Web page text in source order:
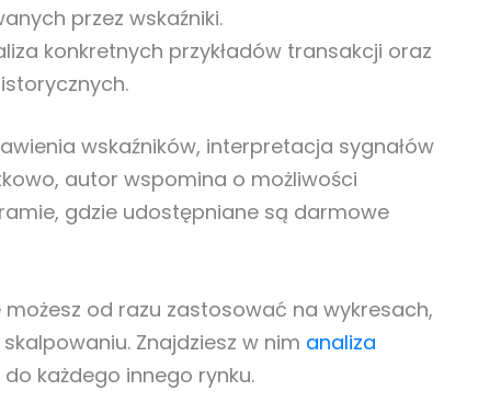
przez wskaźniki.
konkretnych przykładów transakcji oraz
wskaźników, interpretacja sygnałów
autor wspomina o możliwości
gdzie udostępniane są darmowe
od razu zastosować na wykresach,
Znajdziesz w nim analiza
każdego innego rynku.